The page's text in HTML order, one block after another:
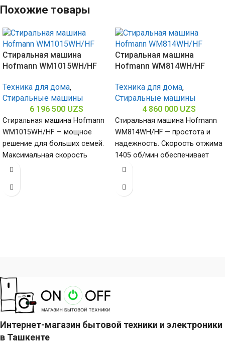
Похожие товары
Стиральная машина
Hofmann WM1015WH/HF
Техника для дома,
Стиральные машины
6 196 500 UZS
Стиральная машина Hofmann
WM1015WH/HF — мощное
решение для больших семей.
Максимальная скорость
отжима 1500 об/мин
белье в
Стиральная машина
Hofmann WM814WH/HF
Техника для дома,
Стиральные машины
4 860 000 UZS
Стиральная машина Hofmann
WM814WH/HF — простота и
надежность. Скорость отжима
1405 об/мин обеспечивает
отличный отжим, загрузка 8 кг
Интернет-магазин бытовой техники и электроники
в Ташкенте